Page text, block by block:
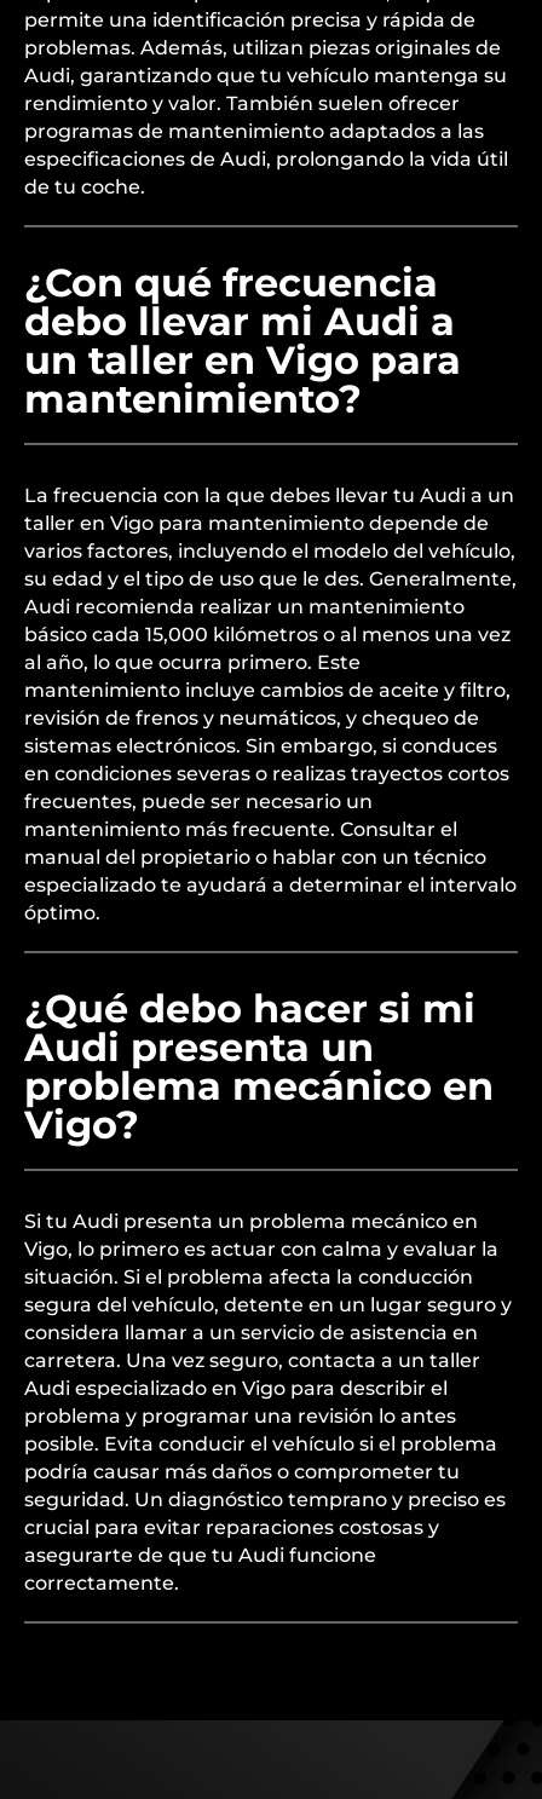
permite una identificación precisa y rápida de
problemas. Además, utilizan piezas originales de
Audi, garantizando que tu vehículo mantenga su
rendimiento y valor. También suelen ofrecer
programas de mantenimiento adaptados a las
especificaciones de Audi, prolongando la vida útil
de tu coche.
¿Con qué frecuencia
debo llevar mi Audi a
un taller en Vigo para
mantenimiento?
La frecuencia con la que debes llevar tu Audi a un
taller en Vigo para mantenimiento depende de
varios factores, incluyendo el modelo del vehículo,
su edad y el tipo de uso que le des. Generalmente,
Audi recomienda realizar un mantenimiento
básico cada 15,000 kilómetros o al menos una vez
al año, lo que ocurra primero. Este
mantenimiento incluye cambios de aceite y filtro,
revisión de frenos y neumáticos, y chequeo de
sistemas electrónicos. Sin embargo, si conduces
en condiciones severas o realizas trayectos cortos
frecuentes, puede ser necesario un
mantenimiento más frecuente. Consultar el
manual del propietario o hablar con un técnico
especializado te ayudará a determinar el intervalo
óptimo.
¿Qué debo hacer si mi
Audi presenta un
problema mecánico en
Vigo?
Si tu Audi presenta un problema mecánico en
Vigo, lo primero es actuar con calma y evaluar la
situación. Si el problema afecta la conducción
segura del vehículo, detente en un lugar seguro y
considera llamar a un servicio de asistencia en
carretera. Una vez seguro, contacta a un taller
Audi especializado en Vigo para describir el
problema y programar una revisión lo antes
posible. Evita conducir el vehículo si el problema
podría causar más daños o comprometer tu
seguridad. Un diagnóstico temprano y preciso es
crucial para evitar reparaciones costosas y
asegurarte de que tu Audi funcione
correctamente.